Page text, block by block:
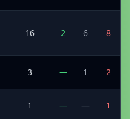
16 2 6 8
3 — 1 2
1 — — 1